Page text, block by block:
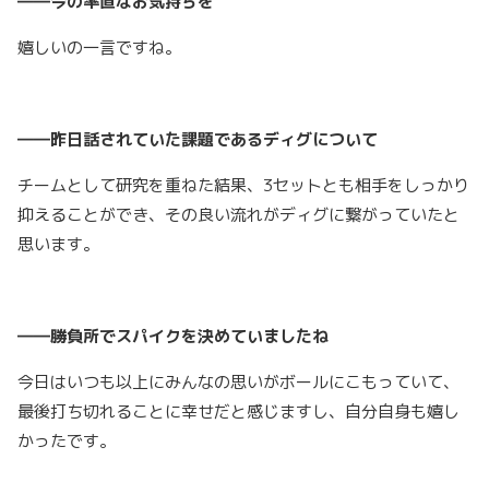
嬉しいの一言ですね。
――昨日話されていた課題であるディグについて
チームとして研究を重ねた結果、3セットとも相手をしっかり
抑えることができ、その良い流れがディグに繋がっていたと
思います。
――勝負所でスパイクを決めていましたね
今日はいつも以上にみんなの思いがボールにこもっていて、
最後打ち切れることに幸せだと感じますし、自分自身も嬉し
かったです。